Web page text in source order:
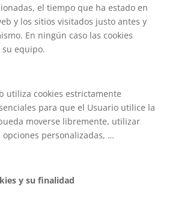
el tiempo que ha estado en
y los sitios visitados justo antes y
En ningún caso las cookies
equipo.
utiliza cookies estrictamente
para que el Usuario utilice la
moverse libremente, utilizar
opciones personalizadas, …
y su finalidad